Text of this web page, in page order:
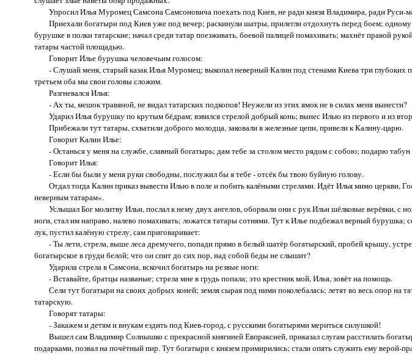
Упросил Илья Муромец Самсона Самсоновича поехать под Киев, не ради князя Владимира, ради Руси-
Приехали богатыри под Киев уже под вечер; раскинули шатры, прилегли отдохнуть перед боем; одному
бурушке в полки татарские; начал среди татар поезживать, боевой палицей помахивать; махнёт правой
татары частой площадью.
Говорит Илье бурушка человечьим голосом:
- Слушай меня, старый казак Илья Муромец; выкопал неверный Калин под стенами Киева три глубоких
третьем оба мы свои головы сложим.
Разгневался Илья:
- Ах ты, мешок травяной, не видал татарских подкопов! Неужели из этих ямок не в силах меня вынести?
Ударил Илья бурушку по крутым бёдрам; взвился стрелой добрый конь; вынес Илью из первого и из
Прибежали тут татары, схватили доброго молодца, заковали в железные цепи, привели к Калину-царю.
Говорит Калин Илье:
- Останься у меня на службе, славный богатырь; дам тебе за столом место рядом с собою; подарю табун
Говорит Илья:
- Если бы были у меня руки свободны, послужил бы я тебе - отсёк бы твою буйную голову.
Отдал тогда Калин приказ вывести Илью в поле и побить калёными стре­лами. Идёт Илья мимо церкви,
неверным татарам».
Услышал Бог молитву Ильи, послал к нему двух ангелов, оборвали они с рук Ильи шёлковые верёвки, с
ноги, стал им направо, налево помахивать; ложатся татары сотнями. Тут к Илье подбежал верный бурушка;
лук, пустил калёную стрелу, сам приговаривает:
- Ты лети, стрела, выше леса дремучего, попади прямо в белый шатёр богатырский, пробей крышу,
богатырское в груди белой; что он спит до сих пор, над собой беды не слышит?
Ударила стрела в Самсона, вскочил богатырь на резвые ноги:
- Вставайте, братцы названые; стрела мне в грудь попала; это крестник мой, Илья, зовёт на помощь.
Сели тут богатыри на своих добрых коней; земля сырая под ними поколебалась; летят во весь опор на
татарскую.
Говорят татары:
- Закажем и детям и внукам ездить под Киев-город, с русскими богатырями мериться силушкой!
Вышел сам Владимир Солнышко с прекрасной княгиней Евпраксией, приказал слугам расстилать
подарками, позвал на почётный пир. Тут богатыри с князем примирились; стали опять служить ему верой-